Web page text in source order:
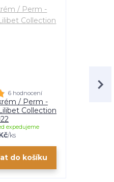
6 hodnocení
/ Perm -
Collection
/ks
expedujeme
do košíku